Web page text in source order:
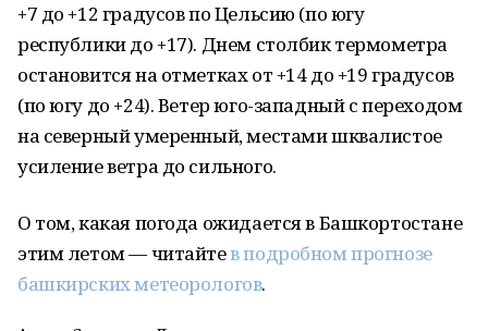
+7 до +12 градусов по Цельсию (по югу
республики до +17). Днем столбик термометра
остановится на отметках от +14 до +19 градусов
(по югу до +24). Ветер юго-западный с переходом
на северный умеренный, местами шквалистое
усиление ветра до сильного.
О том, какая погода ожидается в Башкортостане
этим летом — читайтев подробном прогнозе
башкирских метеорологов.